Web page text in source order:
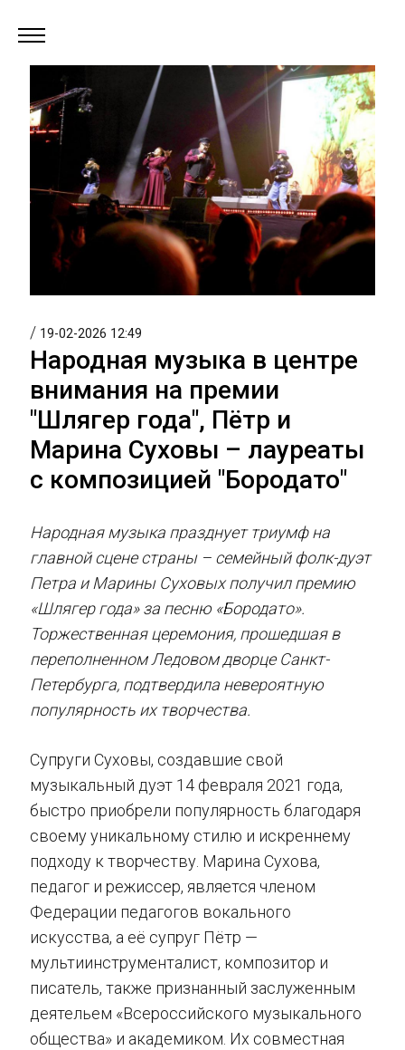
/ 19-02-2026 12:49
Народная музыка в центре
внимания на премии
"Шлягер года", Пётр и
Марина Суховы – лауреаты
с композицией "Бородато"
Народная музыка празднует триумф на
главной сцене страны – семейный фолк-дуэт
Петра и Марины Суховых получил премию
«Шлягер года» за песню «Бородато».
Торжественная церемония, прошедшая в
переполненном Ледовом дворце Санкт-
Петербурга, подтвердила невероятную
популярность их творчества.
Супруги Суховы, создавшие свой
музыкальный дуэт 14 февраля 2021 года,
быстро приобрели популярность благодаря
своему уникальному стилю и искреннему
подходу к творчеству. Марина Сухова,
педагог и режиссер, является членом
Федерации педагогов вокального
искусства, а её супруг Пётр —
мультиинструменталист, композитор и
писатель, также признанный заслуженным
деятельем «Всероссийского музыкального
общества» и академиком. Их совместная